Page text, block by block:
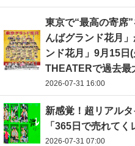
東京で“最高の寄席
んばグランド花月
ンド花月」9月15日
THEATERで過去最
2026-07-31 16:00
新感覚！超リアル
「365日で売れてく
2026-07-31 07:00